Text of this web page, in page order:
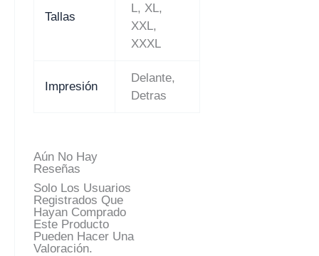
Tallas
L, XL,
XXL,
XXXL
Impresión
Delante,
Detras
Aún No Hay
Reseñas
Solo Los Usuarios
Registrados Que
Hayan Comprado
Este Producto
Pueden Hacer Una
Valoración.